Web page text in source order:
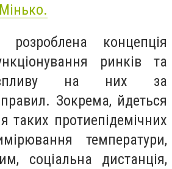
концепція
ринків та
впливу на них за
Зокрема, йдеться
таких протиепідемічних
температури,
соціальна дистанція,